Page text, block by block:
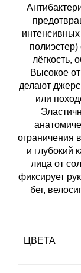
лёгкость,
Высокое
делают
или
ограничения
и глубокий
лица от
фиксирует
бег,
ЦВЕТА